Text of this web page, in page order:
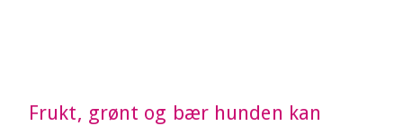
Frukt, grønt og bær hunden kan